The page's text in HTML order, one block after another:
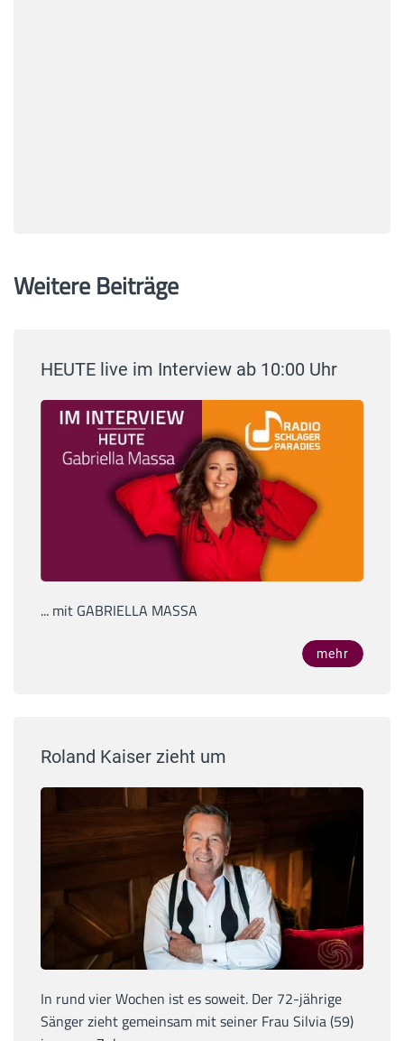
Weitere Beiträge
HEUTE live im Interview ab 10:00 Uhr
... mit GABRIELLA MASSA
mehr
Roland Kaiser zieht um
In rund vier Wochen ist es soweit. Der 72-jährige
Sänger zieht gemeinsam mit seiner Frau Silvia (59)